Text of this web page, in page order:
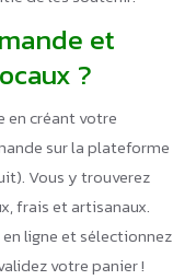
et
?
en créant votre
sur la plateforme
Vous y trouverez
frais et artisanaux.
ligne et sélectionnez
votre panier !